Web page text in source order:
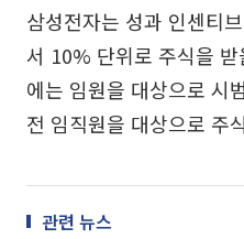
삼성전자는 성과 인센티
서 10% 단위로 주식을
에는 임원을 대상으로 시
전 임직원을 대상으로 주
관련 뉴스